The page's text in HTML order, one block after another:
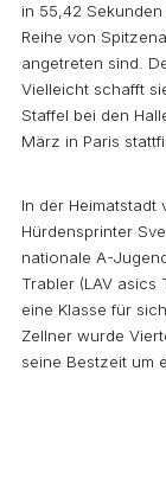
in 55,42
Reihe von
angetreten sind.
Vielleicht schafft
Staffel bei den
März in Paris
In der
Hürdensprinter
nationale A-
Trabler (LAV asics
eine Klasse für
Zellner wurde
seine Bestzeit um